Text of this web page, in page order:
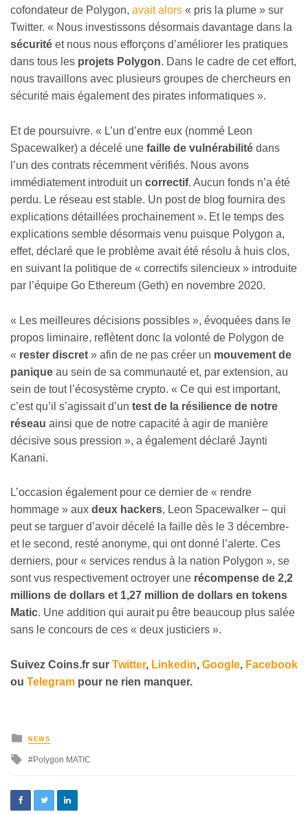
cofondateur de Polygon, avait alors « pris la plume » sur
Twitter. « Nous investissons désormais davantage dans la
sécurité et nous nous efforçons d’améliorer les pratiques
dans tous les projets Polygon. Dans le cadre de cet effort,
nous travaillons avec plusieurs groupes de chercheurs en
sécurité mais également des pirates informatiques ».
Et de poursuivre. « L’un d’entre eux (nommé Leon
Spacewalker) a décelé une faille de vulnérabilité dans
l’un des contrats récemment vérifiés. Nous avons
immédiatement introduit un correctif. Aucun fonds n’a été
perdu. Le réseau est stable. Un post de blog fournira des
explications détaillées prochainement ». Et le temps des
explications semble désormais venu puisque Polygon a,
effet, déclaré que le problème avait été résolu à huis clos,
en suivant la politique de « correctifs silencieux » introduite
par l’équipe Go Ethereum (Geth) en novembre 2020.
« Les meilleures décisions possibles », évoquées dans le
propos liminaire, reflètent donc la volonté de Polygon de
« rester discret » afin de ne pas créer un mouvement de
panique au sein de sa communauté et, par extension, au
sein de tout l’écosystème crypto. « Ce qui est important,
c’est qu’il s’agissait d’un test de la résilience de notre
réseau ainsi que de notre capacité à agir de manière
décisive sous pression », a également déclaré Jaynti
Kanani.
L’occasion également pour ce dernier de « rendre
hommage » aux deux hackers, Leon Spacewalker – qui
peut se targuer d’avoir décelé la faille dès le 3 décembre-
et le second, resté anonyme, qui ont donné l’alerte. Ces
derniers, pour « services rendus à la nation Polygon », se
sont vus respectivement octroyer une récompense de 2,2
millions de dollars et 1,27 million de dollars en tokens
Matic. Une addition qui aurait pu être beaucoup plus salée
sans le concours de ces « deux justiciers ».
Suivez Coins.fr sur Twitter, Linkedin, Google, Facebook
ou Telegram pour ne rien manquer.
NEWS
Polygon MATIC